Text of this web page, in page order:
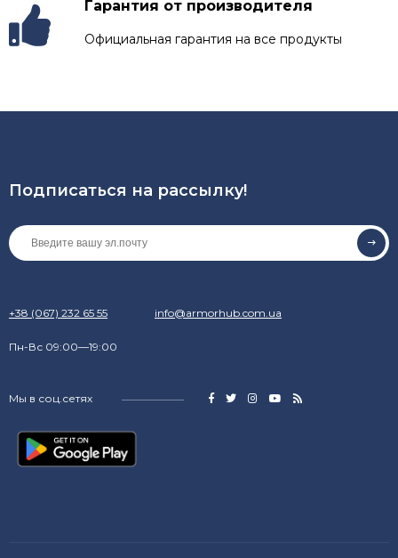
Гарантия от производителя
Официальная гарантия на все продукты
Подписаться на рассылкy!
+38 (067) 232 65 55 info@armorhub.com.ua
Пн-Вс 09:00—19:00
Мы в соц.сетях